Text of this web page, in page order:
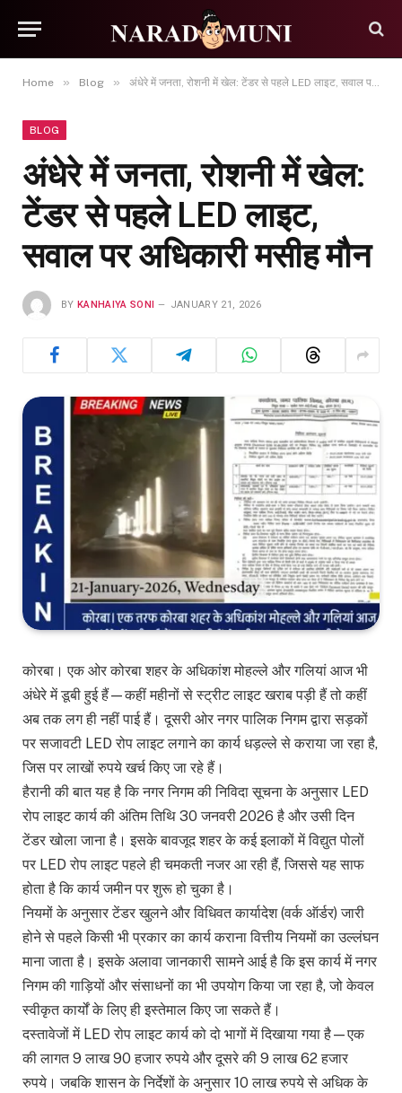
Home » Blog » अंधेरे में जनता, रोशनी में खेल: टेंडर से पहले LED लाइट, सवाल पर अधिकारी मसीह मौन
BLOG
अंधेरे में जनता, रोशनी में खेल:
टेंडर से पहले LED लाइट,
सवाल पर अधिकारी मसीह मौन
BY KANHAIYA SONI JANUARY 21, 2026
कोरबा। एक ओर कोरबा शहर के अधिकांश मोहल्ले और गलियां आज भी
अंधेरे में डूबी हुई हैं—कहीं महीनों से स्ट्रीट लाइट खराब पड़ी हैं तो कहीं
अब तक लग ही नहीं पाई हैं। दूसरी ओर नगर पालिक निगम द्वारा सड़कों
पर सजावटी LED रोप लाइट लगाने का कार्य धड़ल्ले से कराया जा रहा है,
जिस पर लाखों रुपये खर्च किए जा रहे हैं।
हैरानी की बात यह है कि नगर निगम की निविदा सूचना के अनुसार LED
रोप लाइट कार्य की अंतिम तिथि 30 जनवरी 2026 है और उसी दिन
टेंडर खोला जाना है। इसके बावजूद शहर के कई इलाकों में विद्युत पोलों
पर LED रोप लाइट पहले ही चमकती नजर आ रही हैं, जिससे यह साफ
होता है कि कार्य जमीन पर शुरू हो चुका है।
नियमों के अनुसार टेंडर खुलने और विधिवत कार्यादेश (वर्क ऑर्डर) जारी
होने से पहले किसी भी प्रकार का कार्य कराना वित्तीय नियमों का उल्लंघन
माना जाता है। इसके अलावा जानकारी सामने आई है कि इस कार्य में नगर
निगम की गाड़ियों और संसाधनों का भी उपयोग किया जा रहा है, जो केवल
स्वीकृत कार्यों के लिए ही इस्तेमाल किए जा सकते हैं।
दस्तावेजों में LED रोप लाइट कार्य को दो भागों में दिखाया गया है—एक
की लागत 9 लाख 90 हजार रुपये और दूसरे की 9 लाख 62 हजार
रुपये। जबकि शासन के निर्देशों के अनुसार 10 लाख रुपये से अधिक के